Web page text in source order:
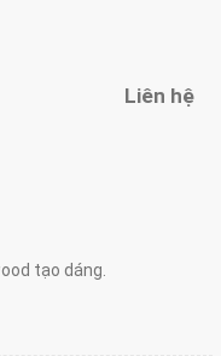
Liên hệ
tạo dáng.